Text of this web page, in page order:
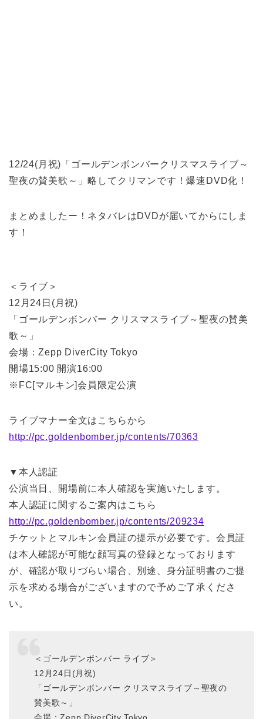
12/24(月祝)「ゴールデンボンバークリスマスライブ～
聖夜の賛美歌～」略してクリマンです！爆速DVD化！
まとめましたー！ネタバレはDVDが届いてからにしま
す！
＜ライブ＞
12月24日(月祝)
「ゴールデンボンバー クリスマスライブ～聖夜の賛美
歌～」
会場：Zepp DiverCity Tokyo
開場15:00 開演16:00
※FC[マルキン]会員限定公演
ライブマナー全文はこちらから
http://pc.goldenbomber.jp/contents/70363
▼本人認証
公演当日、開場前に本人確認を実施いたします。
本人認証に関するご案内はこちら
http://pc.goldenbomber.jp/contents/209234
チケットとマルキン会員証の提示が必要です。会員証
は本人確認が可能な顔写真の登録となっております
が、確認が取りづらい場合、別途、身分証明書のご提
示を求める場合がございますので予めご了承くださ
い。
＜ゴールデンボンバー ライブ＞
12月24日(月祝)
「ゴールデンボンバー クリスマスライブ～聖夜の
賛美歌～」
会場：Zepp DiverCity Tokyo